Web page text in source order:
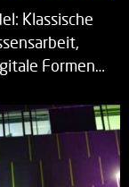
Klassische
Formen…